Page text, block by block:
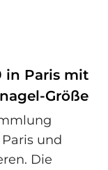
in Paris mit
Größe
und
Die